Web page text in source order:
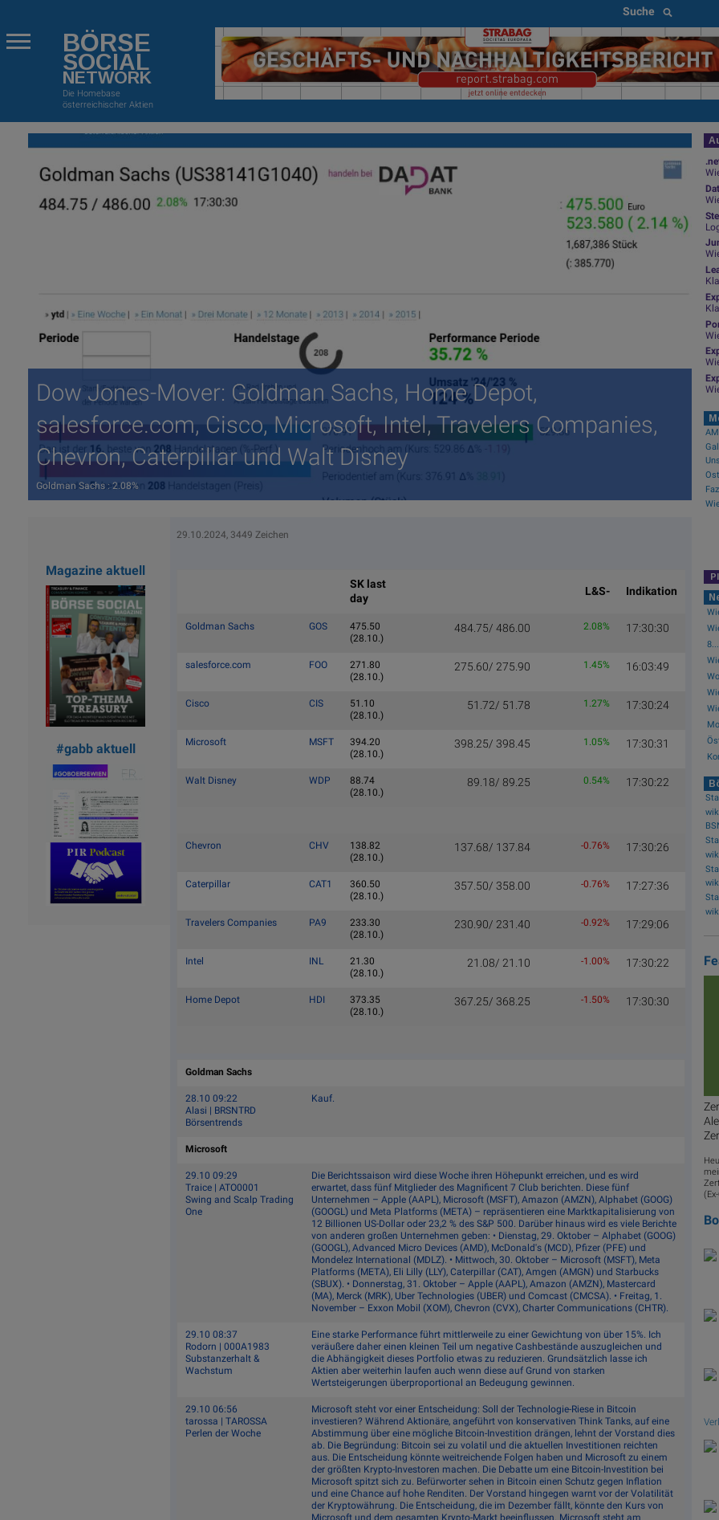
Suche
BÖRSE
SOCIAL
NETWORK
Die Homebase
österreichischer Aktien
Dow Jones-Mover: Goldman Sachs, Home Depot,
salesforce.com, Cisco, Microsoft, Intel, Travelers Companies,
Chevron, Caterpillar und Walt Disney
Goldman Sachs : 2.08%
Magazine aktuell
#gabb aktuell
29.10.2024, 3449 Zeichen
SK last
day
L&S- Indikation
Goldman Sachs GOS
475.50
(28.10.)
484.75/ 486.00 2.08% 17:30:30
salesforce.com FOO
271.80
(28.10.)
275.60/ 275.90 1.45% 16:03:49
Cisco CIS
51.10
(28.10.)
51.72/ 51.78 1.27% 17:30:24
Microsoft MSFT
394.20
(28.10.)
398.25/ 398.45 1.05% 17:30:31
Walt Disney WDP
88.74
(28.10.)
89.18/ 89.25 0.54% 17:30:22
Chevron CHV
138.82
(28.10.)
137.68/ 137.84 -0.76% 17:30:26
Caterpillar CAT1
360.50
(28.10.)
357.50/ 358.00 -0.76% 17:27:36
Travelers Companies PA9
233.30
(28.10.)
230.90/ 231.40 -0.92% 17:29:06
Intel INL
21.30
(28.10.)
21.08/ 21.10 -1.00% 17:30:22
Home Depot HDI
373.35
(28.10.)
367.25/ 368.25 -1.50% 17:30:30
Goldman Sachs
28.10 09:22
Alasi | BRSNTRD
Börsentrends
Kauf.
Microsoft
29.10 09:29
Traice | ATO0001
Swing and Scalp Trading
One
Die Berichtssaison wird diese Woche ihren Höhepunkt erreichen, und es wird
erwartet, dass fünf Mitglieder des Magnificent 7 Club berichten. Diese fünf
Unternehmen – Apple (AAPL), Microsoft (MSFT), Amazon (AMZN), Alphabet (GOOG)
(GOOGL) und Meta Platforms (META) – repräsentieren eine Marktkapitalisierung von
12 Billionen US-Dollar oder 23,2 % des S&P 500. Darüber hinaus wird es viele Berichte
von anderen großen Unternehmen geben: • Dienstag, 29. Oktober – Alphabet (GOOG)
(GOOGL), Advanced Micro Devices (AMD), McDonald's (MCD), Pfizer (PFE) und
Mondelez International (MDLZ). • Mittwoch, 30. Oktober – Microsoft (MSFT), Meta
Platforms (META), Eli Lilly (LLY), Caterpillar (CAT), Amgen (AMGN) und Starbucks
(SBUX). • Donnerstag, 31. Oktober – Apple (AAPL), Amazon (AMZN), Mastercard
(MA), Merck (MRK), Uber Technologies (UBER) und Comcast (CMCSA). • Freitag, 1.
November – Exxon Mobil (XOM), Chevron (CVX), Charter Communications (CHTR).
29.10 08:37
Rodorn | 000A1983
Substanzerhalt &
Wachstum
Eine starke Performance führt mittlerweile zu einer Gewichtung von über 15%. Ich
veräußere daher einen kleinen Teil um negative Cashbestände auszugleichen und
die Abhängigkeit dieses Portfolio etwas zu reduzieren. Grundsätzlich lasse ich
Aktien aber weiterhin laufen auch wenn diese auf Grund von starken
Wertsteigerungen überproportional an Bedeugung gewinnen.
29.10 06:56
tarossa | TAROSSA
Perlen der Woche
Microsoft steht vor einer Entscheidung: Soll der Technologie-Riese in Bitcoin
investieren? Während Aktionäre, angeführt von konservativen Think Tanks, auf eine
Abstimmung über eine mögliche Bitcoin-Investition drängen, lehnt der Vorstand dies
ab. Die Begründung: Bitcoin sei zu volatil und die aktuellen Investitionen reichten
aus. Die Entscheidung könnte weitreichende Folgen haben und Microsoft zu einem
der größten Krypto-Investoren machen. Die Debatte um eine Bitcoin-Investition bei
Microsoft spitzt sich zu. Befürworter sehen in Bitcoin einen Schutz gegen Inflation
und eine Chance auf hohe Renditen. Der Vorstand hingegen warnt vor der Volatilität
der Kryptowährung. Die Entscheidung, die im Dezember fällt, könnte den Kurs von
Microsoft und dem gesamten Krypto-Markt beeinflussen. Microsoft steht am
8...